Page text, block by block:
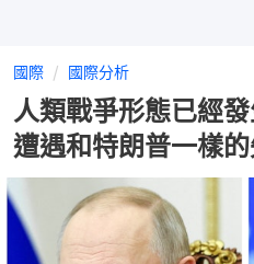
國際 國際分析
人類戰爭形態已經
遭遇和特朗普一樣